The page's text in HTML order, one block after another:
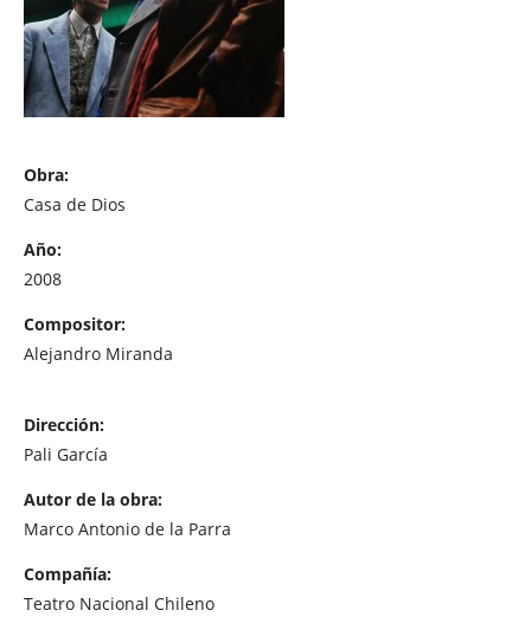
Obra:
Casa de Dios
Año:
2008
Compositor:
Alejandro Miranda
Dirección:
Pali García
Autor de la obra:
Marco Antonio de la Parra
Compañía:
Teatro Nacional Chileno